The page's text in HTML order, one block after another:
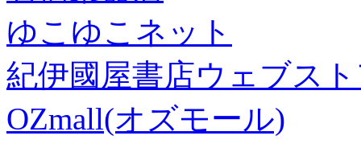
ゆこゆこネット
紀伊國屋書店ウェブス
OZmall(オズモール)